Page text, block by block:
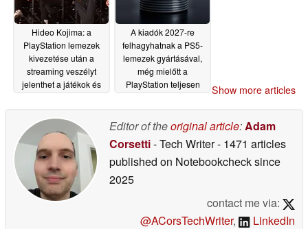
Hideo Kojima: a
PlayStation lemezek
kivezetése után a
streaming veszélyt
jelenthet a játékok és
A kiadók 2027-re
felhagyhatnak a PS5-
lemezek gyártásával,
még mielőtt a
PlayStation teljesen
Show more articles
Editor of theoriginal article:Adam
Corsetti- Tech Writer- 1471 articles
published on Notebookchecksince
2025
contact me via:
@ACorsTechWriter, LinkedIn